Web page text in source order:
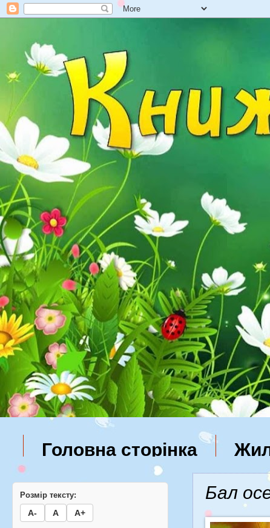
Головна сторінка
Бал
Розмір тексту:
А- А А+